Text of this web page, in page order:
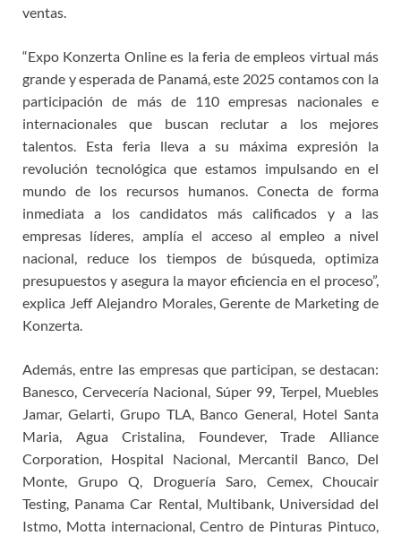
ventas.
“Expo Konzerta Online es la feria de empleos virtual más
grande y esperada de Panamá, este 2025 contamos con la
participación de más de 110 empresas nacionales e
internacionales que buscan reclutar a los mejores
talentos. Esta feria lleva a su máxima expresión la
revolución tecnológica que estamos impulsando en el
mundo de los recursos humanos. Conecta de forma
inmediata a los candidatos más calificados y a las
empresas líderes, amplía el acceso al empleo a nivel
nacional, reduce los tiempos de búsqueda, optimiza
presupuestos y asegura la mayor eficiencia en el proceso”,
explica Jeff Alejandro Morales, Gerente de Marketing de
Konzerta.
Además, entre las empresas que participan, se destacan:
Banesco, Cervecería Nacional, Súper 99, Terpel, Muebles
Jamar, Gelarti, Grupo TLA, Banco General, Hotel Santa
Maria, Agua Cristalina, Foundever, Trade Alliance
Corporation, Hospital Nacional, Mercantil Banco, Del
Monte, Grupo Q, Droguería Saro, Cemex, Choucair
Testing, Panama Car Rental, Multibank, Universidad del
Istmo, Motta internacional, Centro de Pinturas Pintuco,